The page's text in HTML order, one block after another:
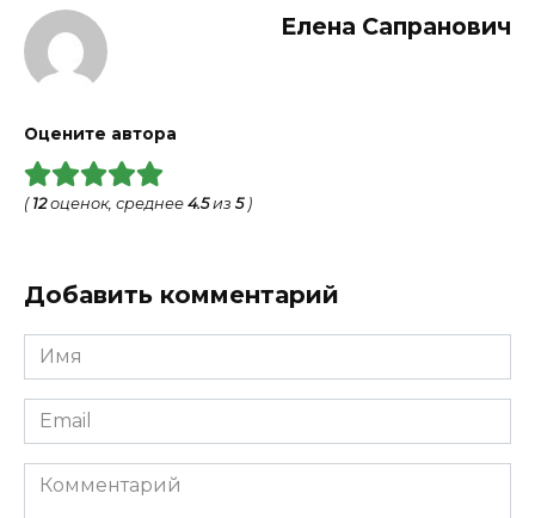
Елена Сапранович
Оцените автора
( 12оценок, среднее 4.5из 5)
Добавить комментарий
Имя
*
Email
*
Комментарий